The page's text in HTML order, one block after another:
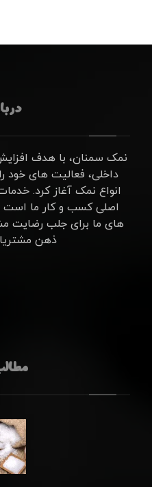
نمک سمنان، با هدف
داخلی، فعالیت های خود
انواع نمک آغاز کرد.
اصلی کسب و کار ما است
های ما برای جلب رضایت
ذهن